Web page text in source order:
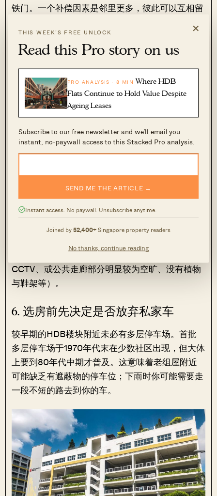
×
THIS WEEK’S FREE UNLOCK
Read this Pro story on us
PRO ANALYSIS · 8 MIN Where HDB
Flats Continue to Hold Value Despite
Ageing Leases
Subscribe to our free newsletter and we’ll email you
instant, no-paywall access to this Stacked Pro analysis.
SEND ME THE ARTICLE →
Instant access. No paywall. Unsubscribe anytime.
Joined by52,400+Singapore property readers
No thanks, continue reading
铁门。一个补偿因素是邻里更多，彼此可以互相留
此，尽早认识隔壁或同座邻居会是好主意，以备不
时之需。
另一个考量是选择对失智者更友好的城镇，例如
Kebun Baru、Yishun、Woodlands、Toa Payoh
West与Bedok。这些地方设有如本地志愿者协助
失智者，或以色彩与图像编码的指引，帮助辨识去
市场、回家的路线等（这类指引对年幼儿童也很有
用）。关于新加坡社区是否为失智社会做好准备，
尽管如今“高利贷”问题已少见，但在HDB中仍比
在公寓更常发生。
由于缺乏私人安保，高利贷跑腿更容易进入大厦的
保持警觉（例如：楼梯间的涂鸦、门外安装的
CCTV、或公共走廊部分明显较为空旷、没有植物
与鞋架等）。
6. 选房前先决定是否放弃私家车
较早期的HDB楼块附近未必有多层停车场。首批
多层停车场于1970年代末在少数社区出现，但大体
上要到80年代中期才普及。这意味着老组屋附近
可能缺乏有遮蔽物的停车位；下雨时你可能需要走
一段不短的路去到你的车。